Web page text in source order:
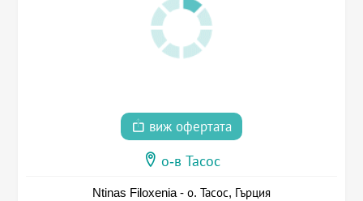
виж офертата
о-в Тасос
Ntinas Filoxenia - о. Тасос, Гърция